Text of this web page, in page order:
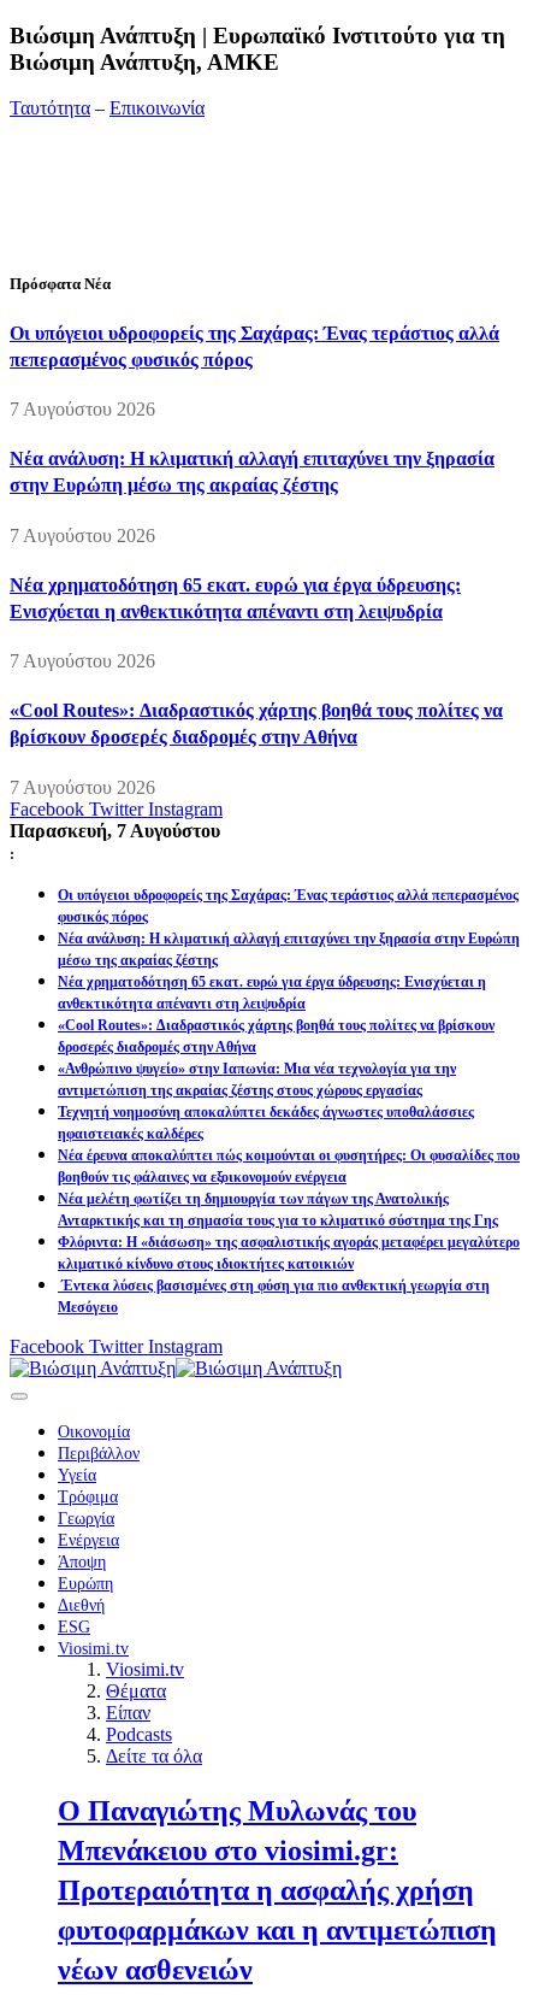
Bιώσιμη Ανάπτυξη | Ευρωπαϊκό Ινστιτούτο για τη
Βιώσιμη Ανάπτυξη, ΑΜΚΕ
Ταυτότητα – Επικοινωνία
Πρόσφατα Νέα
Οι υπόγειοι υδροφορείς της Σαχάρας: Ένας τεράστιος αλλά
πεπερασμένος φυσικός πόρος
7 Αυγούστου 2026
Νέα ανάλυση: Η κλιματική αλλαγή επιταχύνει την ξηρασία
στην Ευρώπη μέσω της ακραίας ζέστης
7 Αυγούστου 2026
Νέα χρηματοδότηση 65 εκατ. ευρώ για έργα ύδρευσης:
Ενισχύεται η ανθεκτικότητα απέναντι στη λειψυδρία
7 Αυγούστου 2026
«Cool Routes»: Διαδραστικός χάρτης βοηθά τους πολίτες να
βρίσκουν δροσερές διαδρομές στην Αθήνα
7 Αυγούστου 2026
Facebook Twitter Instagram
Παρασκευή, 7 Αυγούστου
:
Οι υπόγειοι υδροφορείς της Σαχάρας: Ένας τεράστιος αλλά πεπερασμένος
φυσικός πόρος
Νέα ανάλυση: Η κλιματική αλλαγή επιταχύνει την ξηρασία στην Ευρώπη
μέσω της ακραίας ζέστης
Νέα χρηματοδότηση 65 εκατ. ευρώ για έργα ύδρευσης: Ενισχύεται η
ανθεκτικότητα απέναντι στη λειψυδρία
«Cool Routes»: Διαδραστικός χάρτης βοηθά τους πολίτες να βρίσκουν
δροσερές διαδρομές στην Αθήνα
«Ανθρώπινο ψυγείο» στην Ιαπωνία: Μια νέα τεχνολογία για την
αντιμετώπιση της ακραίας ζέστης στους χώρους εργασίας
Τεχνητή νοημοσύνη αποκαλύπτει δεκάδες άγνωστες υποθαλάσσιες
ηφαιστειακές καλδέρες
Νέα έρευνα αποκαλύπτει πώς κοιμούνται οι φυσητήρες: Οι φυσαλίδες που
βοηθούν τις φάλαινες να εξοικονομούν ενέργεια
Νέα μελέτη φωτίζει τη δημιουργία των πάγων της Ανατολικής
Ανταρκτικής και τη σημασία τους για το κλιματικό σύστημα της Γης
Φλόριντα: Η «διάσωση» της ασφαλιστικής αγοράς μεταφέρει μεγαλύτερο
κλιματικό κίνδυνο στους ιδιοκτήτες κατοικιών
Έντεκα λύσεις βασισμένες στη φύση για πιο ανθεκτική γεωργία στη
Μεσόγειο
Facebook Twitter Instagram
Οικονομία
Περιβάλλον
Υγεία
Τρόφιμα
Γεωργία
Ενέργεια
Άποψη
Ευρώπη
Διεθνή
ESG
Viosimi.tv
Viosimi.tv
Θέματα
Είπαν
Podcasts
Δείτε τα όλα
Ο Παναγιώτης Μυλωνάς του
Μπενάκειου στο viosimi.gr:
Προτεραιότητα η ασφαλής χρήση
φυτοφαρμάκων και η αντιμετώπιση
νέων ασθενειών